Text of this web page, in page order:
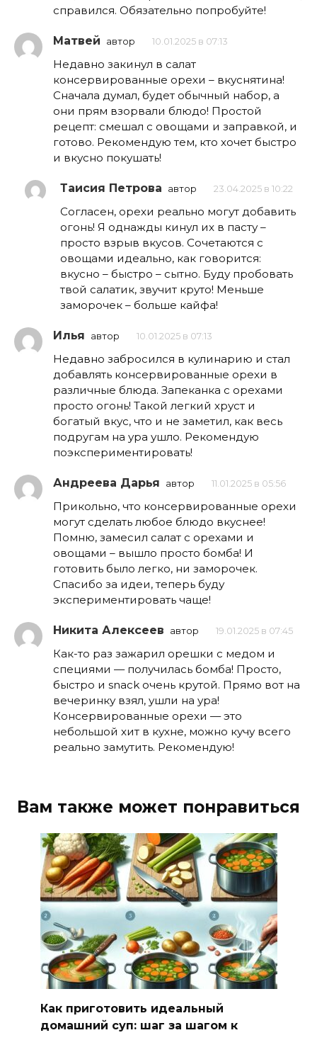
справился. Обязательно попробуйте!
Матвей автор 10.01.2025 в 07:13
Недавно закинул в салат
консервированные орехи – вкуснятина!
Сначала думал, будет обычный набор, а
они прям взорвали блюдо! Простой
рецепт: смешал с овощами и заправкой, и
готово. Рекомендую тем, кто хочет быстро
и вкусно покушать!
Таисия Петрова автор 23.04.2025 в 10:22
Согласен, орехи реально могут добавить
огонь! Я однажды кинул их в пасту –
просто взрыв вкусов. Сочетаются с
овощами идеально, как говорится:
вкусно – быстро – сытно. Буду пробовать
твой салатик, звучит круто! Меньше
заморочек – больше кайфа!
Илья автор 10.01.2025 в 07:13
Недавно забросился в кулинарию и стал
добавлять консервированные орехи в
различные блюда. Запеканка с орехами
просто огонь! Такой легкий хруст и
богатый вкус, что и не заметил, как весь
подругам на ура ушло. Рекомендую
поэкспериментировать!
Андреева Дарья автор 11.01.2025 в 05:56
Прикольно, что консервированные орехи
могут сделать любое блюдо вкуснее!
Помню, замесил салат с орехами и
овощами – вышло просто бомба! И
готовить было легко, ни заморочек.
Спасибо за идеи, теперь буду
экспериментировать чаще!
Никита Алексеев автор 19.01.2025 в 07:45
Как-то раз зажарил орешки с медом и
специями — получилась бомба! Просто,
быстро и snack очень крутой. Прямо вот на
вечеринку взял, ушли на ура!
Консервированные орехи — это
небольшой хит в кухне, можно кучу всего
реально замутить. Рекомендую!
Вам также может понравиться
Как приготовить идеальный
домашний суп: шаг за шагом к